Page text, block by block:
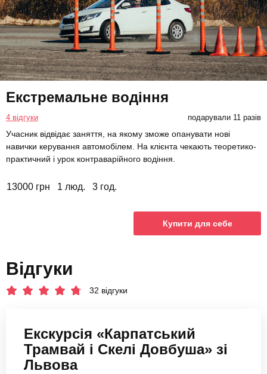
Екстремальне водіння
4 відгуки подарували 11 разів
Учасник відвідає заняття, на якому зможе опанувати нові
навички керування автомобілем. На клієнта чекають теоретико-
практичний і урок контраварійного водіння.
13000 грн 1 люд. 3 год.
Купити для себе
Відгуки
32 відгуки
Екскурсія «Карпатський
Трамвай і Скелі Довбуша» зі
Львова